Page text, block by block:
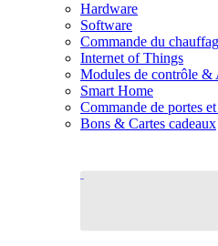
Hardware
Software
Commande du
Internet of Things
Modules de contrôle &
Smart Home
Commande de portes
Bons & Cartes cadeaux